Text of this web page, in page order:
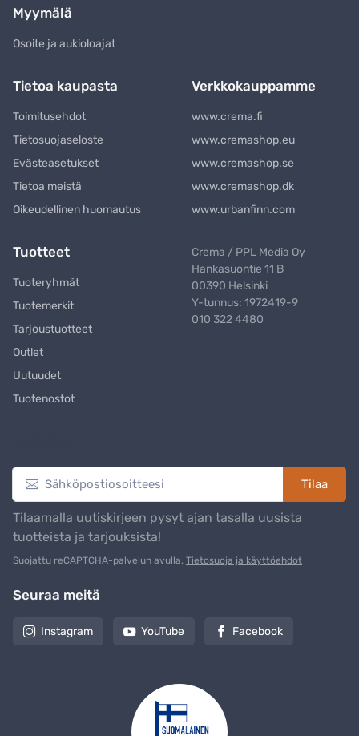
Myymälä
Osoite ja aukioloajat
Tietoa kaupasta
Toimitusehdot
Tietosuojaseloste
Evästeasetukset
Tietoa meistä
Oikeudellinen huomautus
Verkkokauppamme
www.crema.fi
www.cremashop.eu
www.cremashop.se
www.cremashop.dk
www.urbanfinn.com
Tuotteet
Tuoteryhmät
Tuotemerkit
Tarjoustuotteet
Outlet
Uutuudet
Tuotenostot
Crema / PPL Media Oy
Hankasuontie 11 B
00390 Helsinki
Y-tunnus: 1972419-9
010 322 4480
Tilaa
Tilaamalla uutiskirjeen pysyt ajan tasalla uusista
tuotteista ja tarjouksista!
Suojattu reCAPTCHA-palvelun avulla. Tietosuoja ja käyttöehdot
Seuraa meitä
Instagram YouTube Facebook